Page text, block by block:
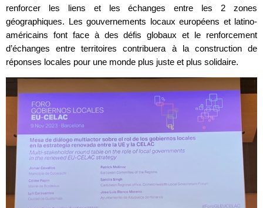
renforcer les liens et les échanges entre les 2 zones
géographiques. Les gouvernements locaux européens et latino-
américains font face à des défis globaux et le renforcement
d’échanges entre territoires contribuera à la construction de
réponses locales pour une monde plus juste et plus solidaire.